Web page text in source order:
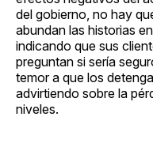
del gobierno, no hay
abundan las historias
indicando que sus
preguntan si sería
temor a que los
advirtiendo sobre la
niveles.